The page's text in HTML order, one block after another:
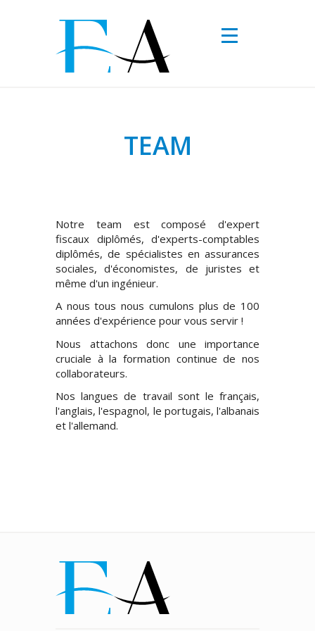
TEAM
Notre team est composé d'expert
fiscaux diplômés, d'experts-comptables
diplômés, de spécialistes en assurances
sociales, d'économistes, de juristes et
même d'un ingénieur.
A nous tous nous cumulons plus de 100
années d'expérience pour vous servir !
Nous attachons donc une importance
cruciale à la formation continue de nos
collaborateurs.
Nos langues de travail sont le français,
l'anglais, l'espagnol, le portugais, l'albanais
et l'allemand.